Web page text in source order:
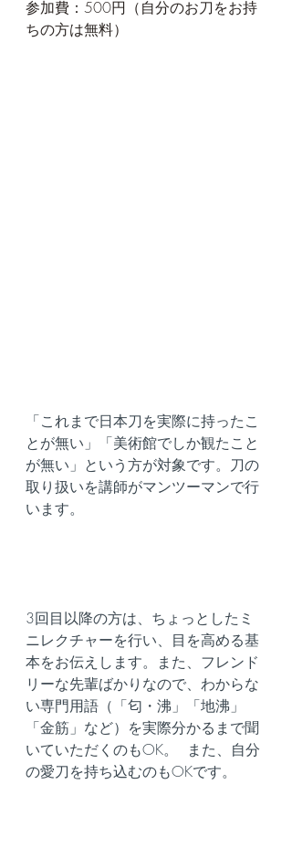
参加費：500円（自分のお刀をお持
ちの方は無料）
「これまで日本刀を実際に持ったこ
とが無い」「美術館でしか観たこと
が無い」という方が対象です。刀の
取り扱いを講師がマンツーマンで行
います。
3回目以降の方は、ちょっとしたミ
ニレクチャーを行い、目を高める基
本をお伝えします。また、フレンド
リーな先輩ばかりなので、わからな
い専門用語（「匂・沸」「地沸」
「金筋」など）を実際分かるまで聞
いていただくのもOK。  また、自分
の愛刀を持ち込むのもOKです。